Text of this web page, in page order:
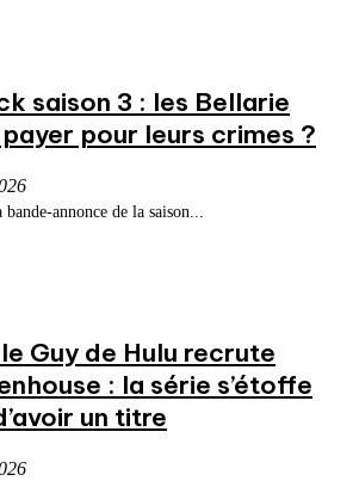
saison 3 : les Bellarie
pour leurs crimes ?
annonce de la saison...
Guy de Hulu recrute
: la série s’étoffe
un titre